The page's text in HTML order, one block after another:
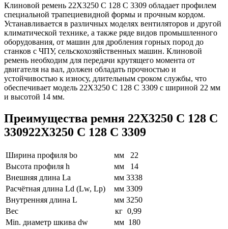
Клиновой ремень 22X3250 C 128 C 3309 обладает профилем
специальной трапециевидной формы и прочным кордом.
Устанавливается в различных моделях вентиляторов и другой
климатической технике, а также ряде видов промышленного
оборудования, от машин для дробления горных пород до
станков с ЧПУ, сельскохозяйственных машин. Клиновой
ремень необходим для передачи крутящего момента от
двигателя на вал, должен обладать прочностью и
устойчивостью к износу, длительным сроком службы, что
обеспечивает модель 22X3250 C 128 C 3309 с шириной 22 мм
и высотой 14 мм.
Преимущества ремня 22X3250 C 128 C
330922X3250 C 128 C 3309
Ширина профиля bo мм
22
Высота профиля h
мм
14
Внешняя длина La
мм 3338
Расчётная длина Ld (Lw, Lp)
мм 3309
Внутренняя длина L
мм 3250
Вес
кг 0,99
Min. диаметр шкива dw
мм 180